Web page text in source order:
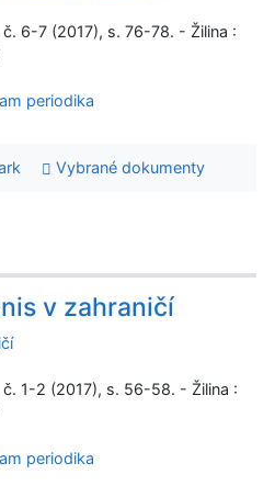
6-7 (2017), s. 76-78. - Žilina :
periodika
Vybrané dokumenty
v zahraničí
1-2 (2017), s. 56-58. - Žilina :
periodika